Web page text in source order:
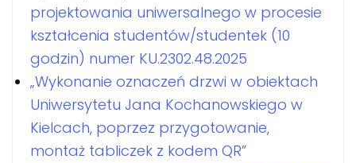
projektowania uniwersalnego w procesie
kształcenia studentów/studentek (10
godzin) numer KU.2302.48.2025
„Wykonanie oznaczeń drzwi w obiektach
Uniwersytetu Jana Kochanowskiego w
Kielcach, poprzez przygotowanie,
montaż tabliczek z kodem QR”